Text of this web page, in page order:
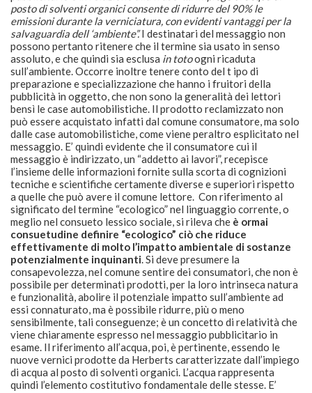
posto di solventi organici consente di ridurre del 90% le
emissioni durante la verniciatura, con evidenti vantaggi per la
salvaguardia dell ‘ambiente”.I destinatari del messaggio non
possono pertanto ritenere che il termine sia usato in senso
assoluto, e che quindi sia esclusa in totoogni ricaduta
sull’ambiente. Occorre inoltre tenere conto del t ipo di
preparazione e specializzazione che hanno i fruitori della
pubblicità in oggetto, che non sono la generalità dei lettori
bensì le case automobilistiche. Il prodotto reclamizzato non
può essere acquistato infatti dal comune consumatore, ma solo
dalle case automobilistiche, come viene peraltro esplicitato nel
messaggio. E’ quindi evidente che il consumatore cui il
messaggio è indirizzato, un “addetto ai lavori”, recepisce
l’insieme delle informazioni fornite sulla scorta di cognizioni
tecniche e scientifiche certamente diverse e superiori rispetto
a quelle che può avere il comune lettore. Con riferimento al
significato del termine “ecologico” nel linguaggio corrente, o
meglio nel consueto lessico sociale, si rileva che è ormai
consuetudine definire “ecologico” ciò che riduce
effettivamente di molto l’impatto ambientale di sostanze
potenzialmente inquinanti. Si deve presumere la
consapevolezza, nel comune sentire dei consumatori, che non è
possibile per determinati prodotti, per la loro intrinseca natura
e funzionalità, abolire il potenziale impatto sull’ambiente ad
essi connaturato, ma è possibile ridurre, più o meno
sensibilmente, tali conseguenze; è un concetto di relatività che
viene chiaramente espresso nel messaggio pubblicitario in
esame. Il riferimento all’acqua, poi, è pertinente, essendo le
nuove vernici prodotte da Herberts caratterizzate dall’impiego
di acqua al posto di solventi organici. L’acqua rappresenta
quindi l’elemento costitutivo fondamentale delle stesse. E’